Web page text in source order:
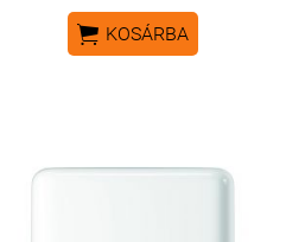
 KOSÁRBA